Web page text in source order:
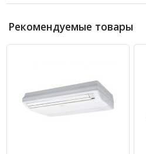
Рекомендуемые товары